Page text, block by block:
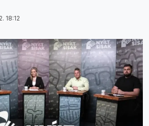
18:12